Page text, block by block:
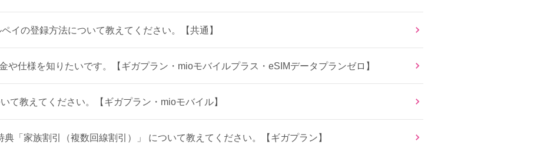
イの登録方法について教えてください。【共通】
や仕様を知りたいです。【ギガプラン・mioモバイルプラス・eSIMデータプランゼロ】
て教えてください。【ギガプラン・mioモバイル】
典「家族割引（複数回線割引）」 について教えてください。【ギガプラン】